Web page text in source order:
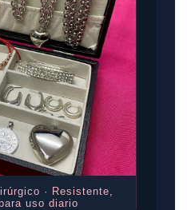
· Resistente,
uso diario